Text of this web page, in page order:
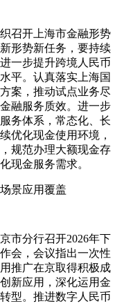
召开上海市金融形势
形势新任务，要持续
一步提升跨境人民币
平。认真落实上海国
案，推动试点业务尽
融服务质效。进一步
务体系，常态化、长
优化现金使用环境，
规范办理大额现金存
现金服务需求。
景应用覆盖
市分行召开2026年下
会，会议指出一次性
推广在京取得积极成
新应用，深化运用金
型。推进数字人民币